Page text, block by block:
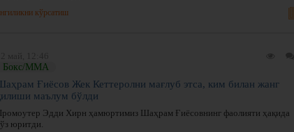
кўрсатиш
Бокс/ММА
Ғиёсов Жек Кеттеролни мағлуб этса, ким билан жанг
маълум бўлди
Эдди Хирн ҳамюртимиз Шаҳрам Ғиёсовнинг фаолияти ҳақида
юритди.